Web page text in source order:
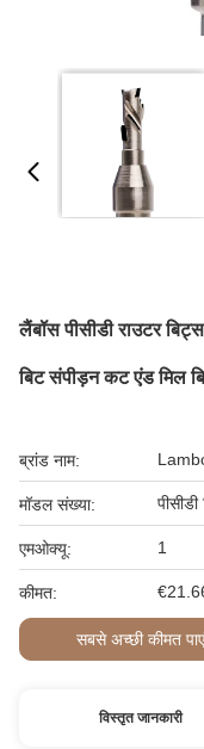
लैंबॉस पीसीडी राउटर
बिट संपीड़न कट एंड मिल
ब्रांड नाम:
मॉडल संख्या: पीसीडी
एमओक्यू: 1
कीमत:
सबसे अच्छी कीमत पाएं
विस्तृत जानकारी